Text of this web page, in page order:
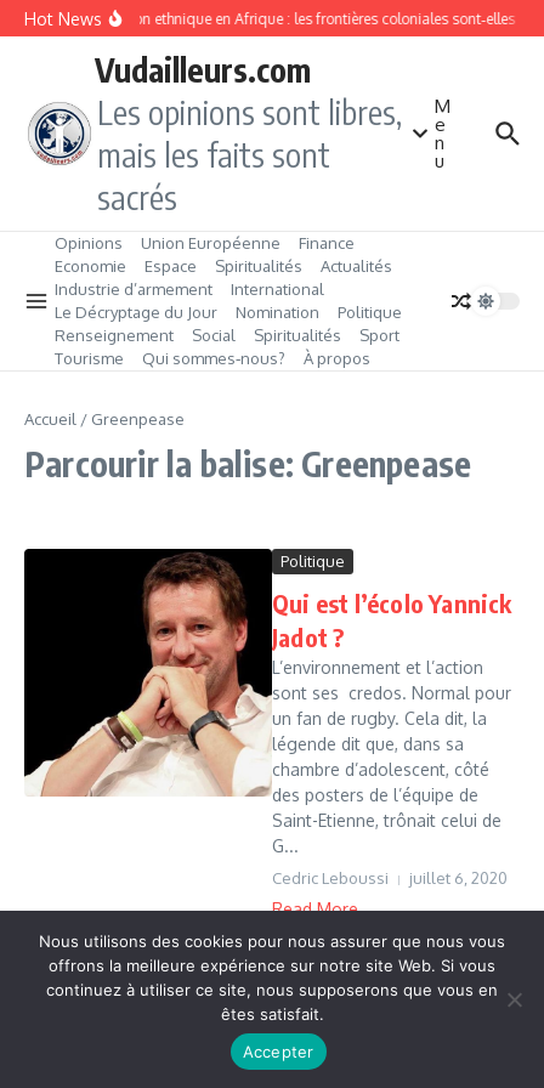
Aller au contenu
Hot NewsDivision ethnique en Afrique : les frontières coloniales sont‑elles
Vudailleurs.com
Les opinions sont libres,
mais les faits sont
sacrés
M
e
n
u
Opinions Union Européenne
Finance
Economie
Espace Spiritualités
Actualités
Industrie d’armement
International
Le Décryptage du Jour
Nomination
Politique
Renseignement
Social Spiritualités
Sport
Tourisme
Qui sommes‑nous? À propos
Accueil / Greenpease
Parcourir la balise: Greenpease
Politique
Qui est l’écolo Yannick
Jadot ?
L’environnement et l’action
sont ses credos. Normal pour
un fan de rugby. Cela dit, la
légende dit que, dans sa
chambre d’adolescent, côté
des posters de l’équipe de
Saint-Etienne, trônait celui de
G...
Cedric Leboussi juillet 6, 2020
Read More
Copyright © 2026 Vudailleurs.com | Réalisé par Magazine
d'actualités X
Nous utilisons des cookies pour nous assurer que nous vous
offrons la meilleure expérience sur notre site Web. Si vous
continuez à utiliser ce site, nous supposerons que vous en
êtes satisfait.
Accepter